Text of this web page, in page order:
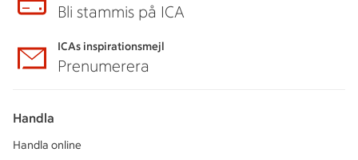
Bli stammis på ICA
ICAs inspirationsmejl
Prenumerera
Handla
Handla online